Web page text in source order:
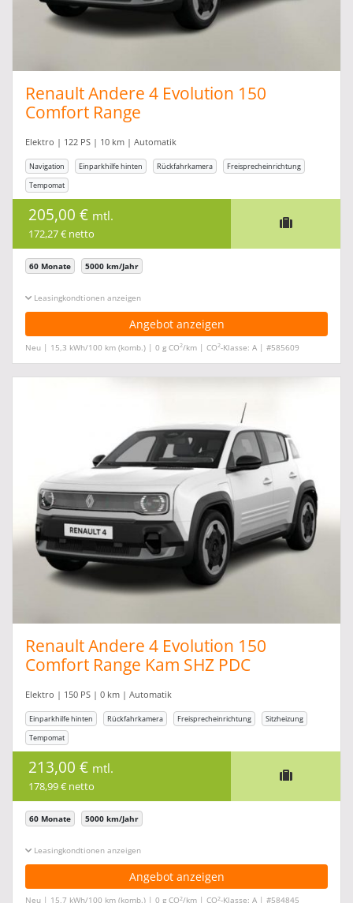
Renault Andere 4 Evolution 150
Comfort Range
Elektro | 122 PS | 10 km | Automatik
Navigation Einparkhilfe hinten Rückfahrkamera
Freisprecheinrichtung
Tempomat
205,00 € mtl.
172,27 € netto
60 Monate 5000 km/Jahr
Leasingkonditionen ein-/ausblenden
Angebot anzeigen
Neu | 15,3 kWh/100 km (komb.) | 0 g CO2/km | CO2-Klasse: A | #585609
Renault Andere 4 Evolution 150
Comfort Range Kam SHZ PDC
Elektro | 150 PS | 0 km | Automatik
Einparkhilfe hinten Rückfahrkamera Freisprecheinrichtung
Sitzheizung
Tempomat
213,00 € mtl.
178,99 € netto
60 Monate 5000 km/Jahr
Leasingkonditionen ein-/ausblenden
Angebot anzeigen
Neu | 15,7 kWh/100 km (komb.) | 0 g CO2/km | CO2-Klasse: A | #584845